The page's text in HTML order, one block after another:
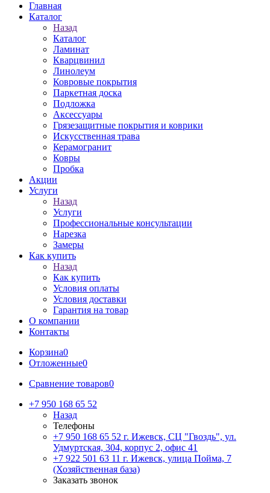
Главная
Каталог
Назад
Каталог
Ламинат
Кварцвинил
Линолеум
Ковровые покрытия
Паркетная доска
Подложка
Аксессуары
Грязезащитные покрытия и коврики
Искусственная трава
Керамогранит
Ковры
Пробка
Акции
Услуги
Назад
Услуги
Профессиональные консультации
Нарезка
Замеры
Как купить
Назад
Как купить
Условия оплаты
Условия доставки
Гарантия на товар
О компании
Контакты
Корзина0
Отложенные0
Сравнение товаров0
+7 950 168 65 52
Назад
Телефоны
+7 950 168 65 52 г. Ижевск, СЦ "Гвоздь", ул.
Удмуртская, 304, корпус 2, офис 41
+7 922 501 63 11 г. Ижевск, улица Пойма, 7
(Хозяйственная база)
Заказать звонок